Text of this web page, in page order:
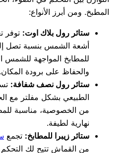
المطبخ. ومن أبرز الأنواع:
ستائر رول بلاك اوت: توفر
للمطابخ المواجهة للشمس
والحفاظ على برودة المكان.
ستائر رول نصف شفافة:
الطبيعي بشكل مفلتر مع
من الخصوصية، مناسبة
نهارية لطيفة.
ستائر زيبرا للمطابخ: تجمع
من القماش تتيح لك